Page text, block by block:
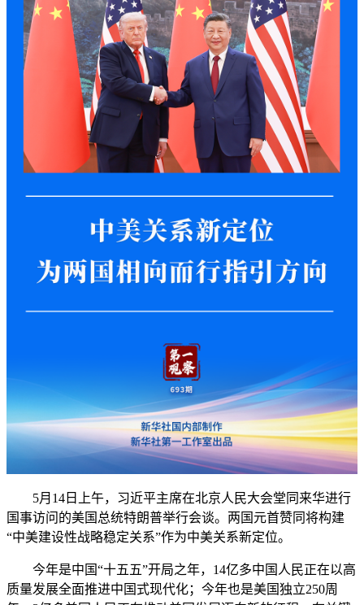
5月14日上午，习近平主席在北京人民大会堂同来华进行
国事访问的美国总统特朗普举行会谈。两国元首赞同将构建
“中美建设性战略稳定关系”作为中美关系新定位。
今年是中国“十五五”开局之年，14亿多中国人民正在以高
质量发展全面推进中国式现代化；今年也是美国独立250周